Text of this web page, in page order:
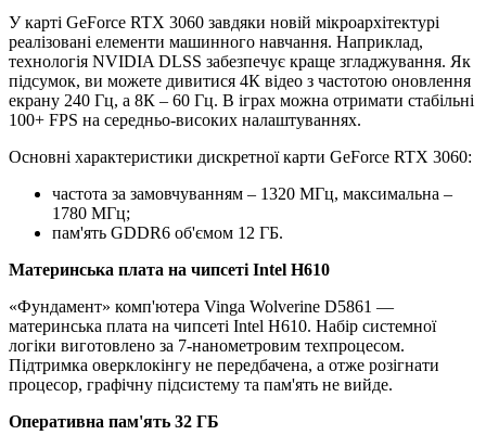
У карті GeForce RTX 3060 завдяки новій мікроархітектурі
реалізовані елементи машинного навчання. Наприклад,
технологія NVIDIA DLSS забезпечує краще згладжування. Як
підсумок, ви можете дивитися 4К відео з частотою оновлення
екрану 240 Гц, а 8К – 60 Гц. В іграх можна отримати стабільні
100+ FPS на середньо-високих налаштуваннях.
Основні характеристики дискретної карти GeForce RTX 3060:
частота за замовчуванням – 1320 МГц, максимальна –
1780 МГц;
пам'ять GDDR6 об'ємом 12 ГБ.
Материнська плата на чипсеті Intel H610
«Фундамент» комп'ютера Vinga Wolverine D5861 —
материнська плата на чипсеті Intel H610. Набір системної
логіки виготовлено за 7-нанометровим техпроцесом.
Підтримка оверклокінгу не передбачена, а отже розігнати
процесор, графічну підсистему та пам'ять не вийде.
Оперативна пам'ять 32 ГБ